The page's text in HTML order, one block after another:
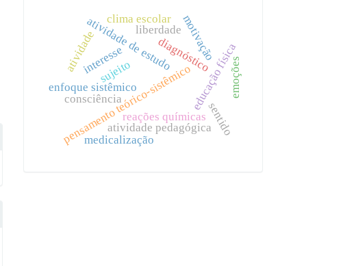
pensamento teórico-sistêmico
enfoque sistêmico
diagnóstico
reações químicas
educação física
atividade de estudo
sujeito
motivação
interesse
sentido
emoções
atividade
consciência
liberdade
atividade pedagógica
medicalização
clima escolar